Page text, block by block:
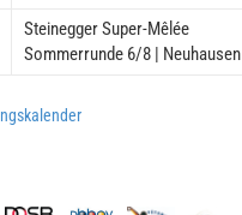
Steinegger Super-Mêlée
Sommerrunde 6/8 | Neuhausen